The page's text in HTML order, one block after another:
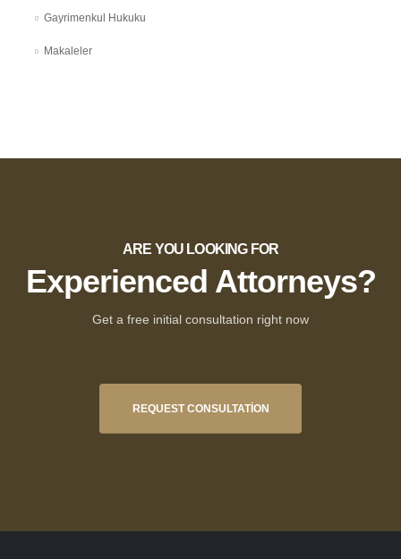
Gayrimenkul Hukuku
Makaleler
ARE YOU LOOKING FOR
Experienced Attorneys?
Get a free initial consultation right now
REQUEST CONSULTATION